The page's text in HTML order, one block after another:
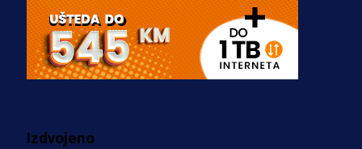
Zmajevi dobili veliko pojačanje:
Fudbaler Olympiacosa želi obući
dres BiH!
Više vijesti
Izdvojeno